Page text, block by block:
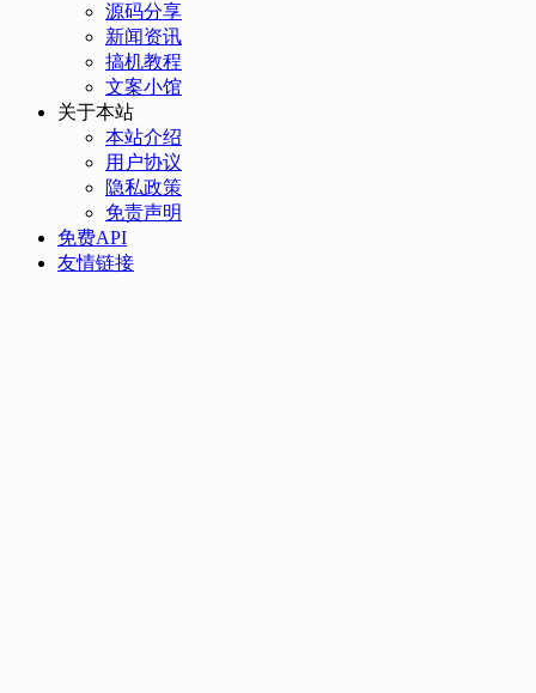
源码分享
新闻资讯
搞机教程
文案小馆
关于本站
本站介绍
用户协议
隐私政策
免责声明
免费API
友情链接